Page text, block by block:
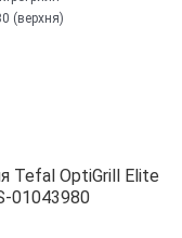
Tefal OptiGrill Elite
01043980